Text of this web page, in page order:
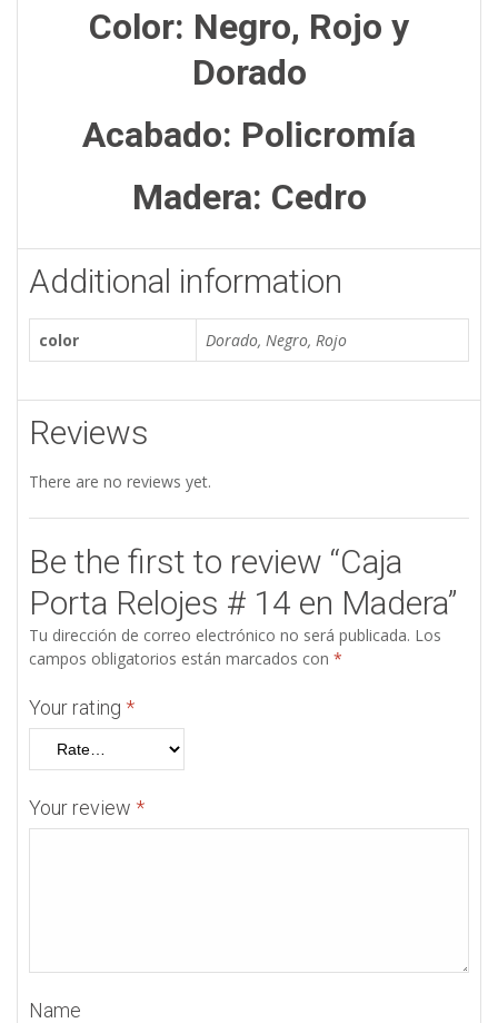
Color: Negro, Rojo y
Dorado
Acabado: Policromía
Madera: Cedro
Additional information
color Dorado, Negro, Rojo
Reviews
There are no reviews yet.
Be the first to review “Caja
Porta Relojes # 14 en Madera”
Tu dirección de correo electrónico no será publicada. Los
campos obligatorios están marcados con *
Your rating *
Your review *
Name